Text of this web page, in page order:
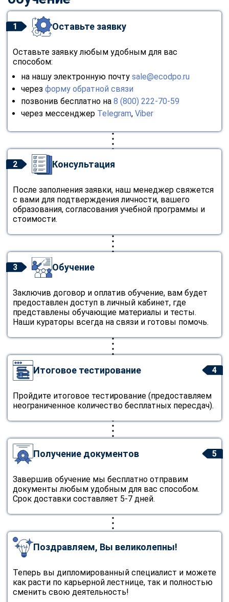
1 Оставьте заявку
Оставьте заявку любым удобным для вас
способом:
на нашу электронную почту sale@ecodpo.ru
через форму обратной связи
позвонив бесплатно на 8 (800) 222-70-59
через мессенджер Telegram, Viber
2 Консультация
После заполнения заявки, наш менеджер свяжется
с вами для подтверждения личности, вашего
образования, согласования учебной программы и
стоимости.
3 Обучение
Заключив договор и оплатив обучение, вам будет
предоставлен доступ в личный кабинет, где
представлены обучающие материалы и тесты.
Наши кураторы всегда на связи и готовы помочь.
4
Итоговое тестирование
Пройдите итоговое тестирование (предоставляем
неограниченное количество бесплатных пересдач).
5
Получение документов
Завершив обучение мы бесплатно отправим
документы любым удобным для вас способом.
Срок доставки составляет 5-7 дней.
Поздравляем, Вы великолепны!
Теперь вы дипломированный специалист и можете
как расти по карьерной лестнице, так и полностью
сменить свою деятельность!